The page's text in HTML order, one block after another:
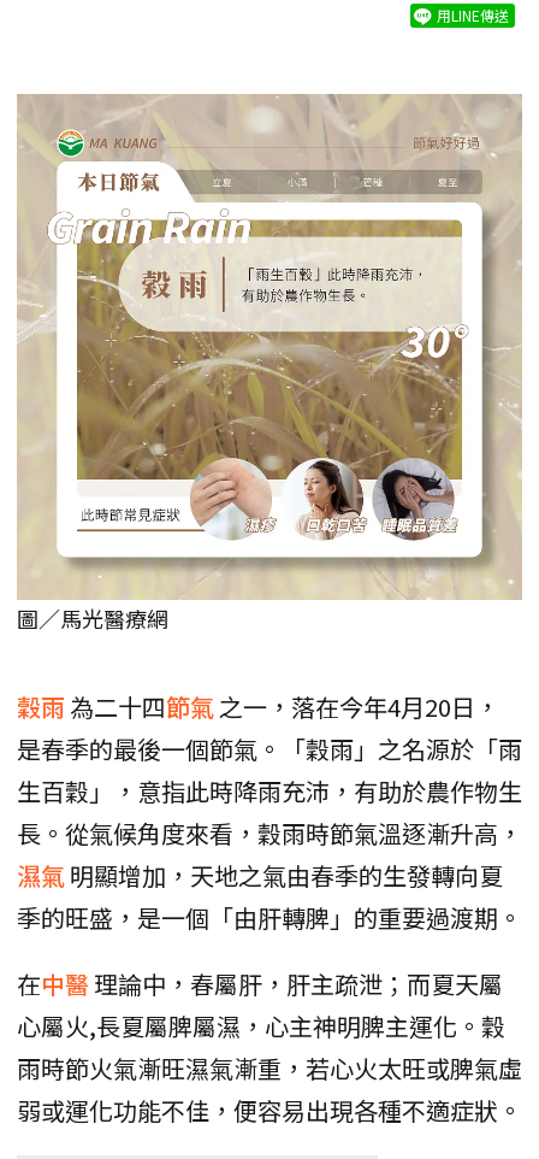
用LINE傳送
圖／馬光醫療網
穀雨 為二十四節氣之一，落在今年4月20日，
是春季的最後一個節氣。「穀雨」之名源於「雨
生百穀」，意指此時降雨充沛，有助於農作物生
長。從氣候角度來看，穀雨時節氣溫逐漸升高，
濕氣明顯增加，天地之氣由春季的生發轉向夏
季的旺盛，是一個「由肝轉脾」的重要過渡期。
在中醫理論中，春屬肝，肝主疏泄；而夏天屬
心屬火,長夏屬脾屬濕，心主神明脾主運化。穀
雨時節火氣漸旺濕氣漸重，若心火太旺或脾氣虛
弱或運化功能不佳，便容易出現各種不適症狀。